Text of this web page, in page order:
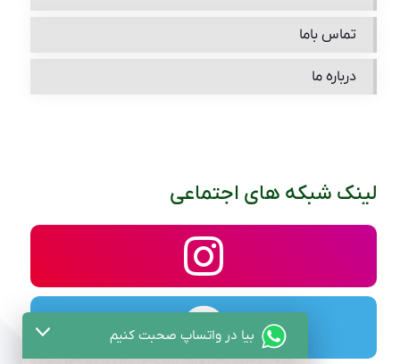
تماس باما
درباره ما
لینک شبکه های اجتماعی
بیا در واتساپ صحبت کنیم